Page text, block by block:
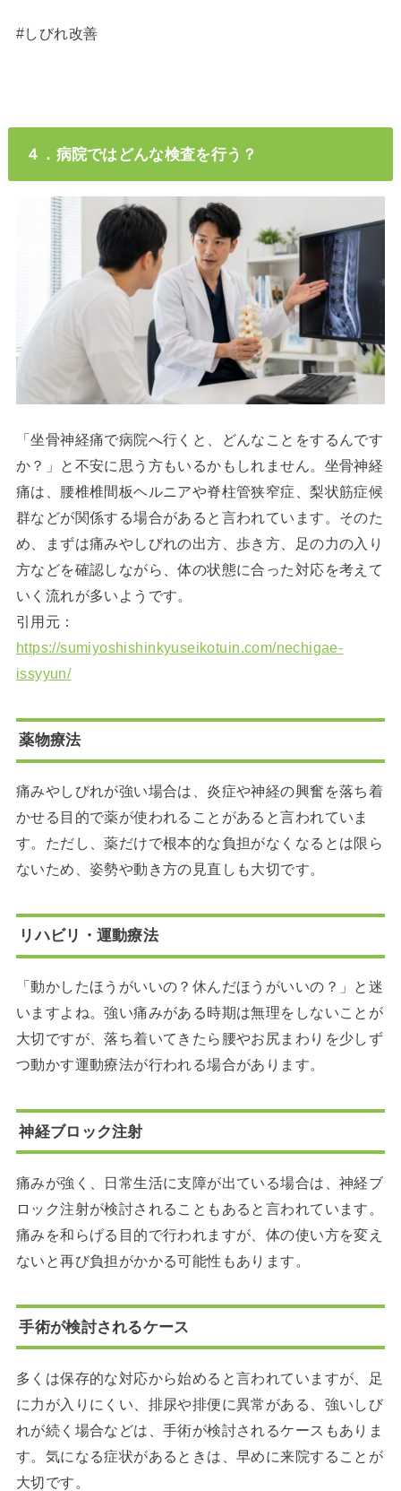
#しびれ改善
４．病院ではどんな検査を行う？
「坐骨神経痛で病院へ行くと、どんなことをするんです
か？」と不安に思う方もいるかもしれません。坐骨神経
痛は、腰椎椎間板ヘルニアや脊柱管狭窄症、梨状筋症候
群などが関係する場合があると言われています。そのた
め、まずは痛みやしびれの出方、歩き方、足の力の入り
方などを確認しながら、体の状態に合った対応を考えて
いく流れが多いようです。
引用元：
https://sumiyoshishinkyuseikotuin.com/nechigae-
issyyun/
薬物療法
痛みやしびれが強い場合は、炎症や神経の興奮を落ち着
かせる目的で薬が使われることがあると言われていま
す。ただし、薬だけで根本的な負担がなくなるとは限ら
ないため、姿勢や動き方の見直しも大切です。
リハビリ・運動療法
「動かしたほうがいいの？休んだほうがいいの？」と迷
いますよね。強い痛みがある時期は無理をしないことが
大切ですが、落ち着いてきたら腰やお尻まわりを少しず
つ動かす運動療法が行われる場合があります。
神経ブロック注射
痛みが強く、日常生活に支障が出ている場合は、神経ブ
ロック注射が検討されることもあると言われています。
痛みを和らげる目的で行われますが、体の使い方を変え
ないと再び負担がかかる可能性もあります。
手術が検討されるケース
多くは保存的な対応から始めると言われていますが、足
に力が入りにくい、排尿や排便に異常がある、強いしび
れが続く場合などは、手術が検討されるケースもありま
す。気になる症状があるときは、早めに来院することが
大切です。